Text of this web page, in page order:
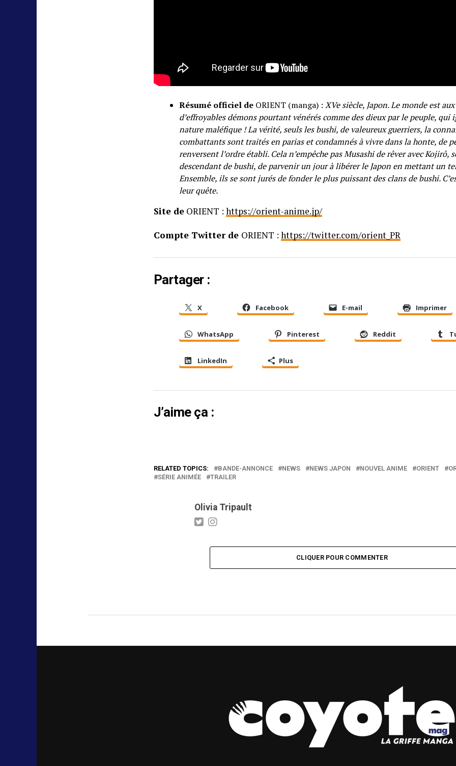
Résumé officiel de ORIENT (manga) : XVe siècle, Japon. Le monde est
d’effroyables démons pourtant vénérés comme des dieux par le peuple, qui
nature maléfique ! La vérité, seuls les bushi, de valeureux guerriers, la
combattants sont traités en parias et condamnés à vivre dans la honte, de
renversent l’ordre établi. Cela n’empêche pas Musashi de rêver avec Kojirô,
descendant de bushi, de parvenir un jour à libérer le Japon en mettant un
Ensemble, ils se sont jurés de fonder le plus puissant des clans de bushi.
leur quête.
Site de ORIENT : https://orient-anime.jp/
Compte Twitter de ORIENT : https://twitter.com/orient_PR
Partager :
X Facebook E-mail Imprimer
WhatsApp Pinterest Reddit
LinkedIn Plus
J’aime ça :
RELATED TOPICS: BANDE-ANNONCE NEWS NEWS JAPON NOUVEL ANIME ORIENT
SÉRIE ANIMÉE
TRAILER
Olivia Tripault
CLIQUER POUR COMMENTER